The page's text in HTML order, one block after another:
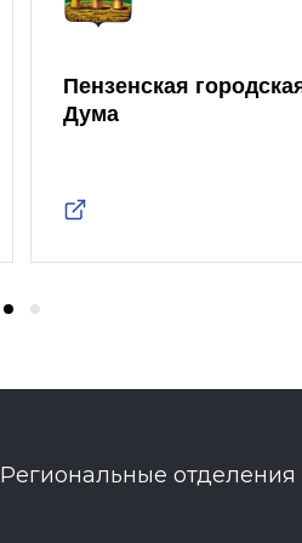
Пензенская
Дума
Региональные отделения